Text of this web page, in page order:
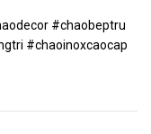
#chaobeptru
#chaoinoxcaocap